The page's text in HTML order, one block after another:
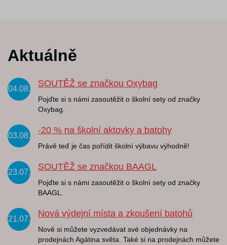
Aktuálně
04.08.
SOUTĚŽ se značkou Oxybag
Pojďte si s námi zasoutěžit o školní sety od značky
Oxybag.
03.08.
-20 % na školní aktovky a batohy
Právě teď je čas pořídit školní výbavu výhodně!
23.07.
SOUTĚŽ se značkou BAAGL
Pojďte si s námi zasoutěžit o školní sety od značky
BAAGL.
21.07.
Nová výdejní místa a zkoušení batohů
Nově si můžete vyzvedávat své objednávky na
prodejnách Agátina světa. Také si na prodejnách můžete